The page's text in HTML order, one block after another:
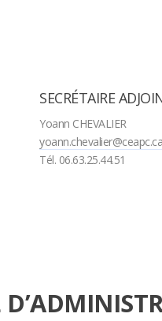
SECRÉTAIRE
Yoann CHEVALIER
Tél. 06.63.25.44.51